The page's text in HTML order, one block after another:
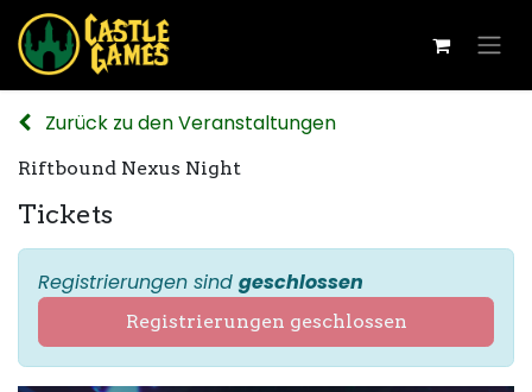
Zurück zu den Veranstaltungen
Riftbound Nexus Night
Tickets
Registrierungen sind geschlossen
Registrierungen geschlossen